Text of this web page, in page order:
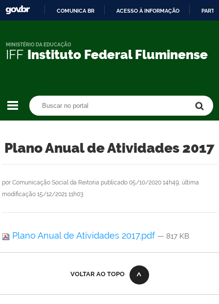
CONTEÚDO
COMUNICA BR ACESSO À INFORMAÇÃO
IFF Instituto Federal Fluminense
MINISTÉRIO DA EDUCAÇÃO
Plano Anual de Atividades 2017
por Comunicação Social da Reitoria publicado 05/10/2020 14h49, última
modificação 15/12/2021 11h03
Plano Anual de Atividades 2017.pdf — 817 KB
VOLTAR AO TOPO